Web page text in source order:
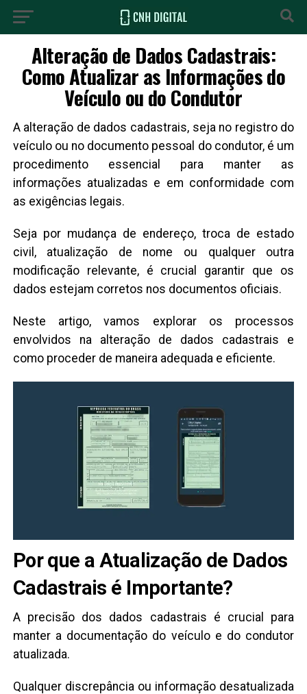
Alteração de Dados Cadastrais:
Como Atualizar as Informações do
Veículo ou do Condutor
A alteração de dados cadastrais, seja no registro do
veículo ou no documento pessoal do condutor, é um
procedimento essencial para manter as
informações atualizadas e em conformidade com
as exigências legais.
Seja por mudança de endereço, troca de estado
civil, atualização de nome ou qualquer outra
modificação relevante, é crucial garantir que os
dados estejam corretos nos documentos oficiais.
Neste artigo, vamos explorar os processos
envolvidos na alteração de dados cadastrais e
como proceder de maneira adequada e eficiente.
Por que a Atualização de Dados
Cadastrais é Importante?
A precisão dos dados cadastrais é crucial para
manter a documentação do veículo e do condutor
atualizada.
Qualquer discrepância ou informação desatualizada